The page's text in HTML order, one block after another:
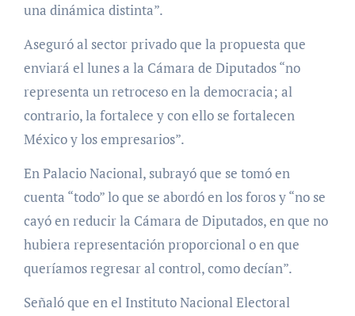
una dinámica distinta”.
Aseguró al sector privado que la propuesta que
enviará el lunes a la Cámara de Diputados “no
representa un retroceso en la democracia; al
contrario, la fortalece y con ello se fortalecen
México y los empresarios”.
En Palacio Nacional, subrayó que se tomó en
cuenta “todo” lo que se abordó en los foros y “no se
cayó en reducir la Cámara de Diputados, en que no
hubiera representación proporcional o en que
queríamos regresar al control, como decían”.
Señaló que en el Instituto Nacional Electoral